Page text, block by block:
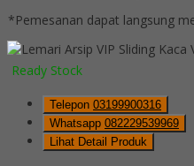
*Pemesanan dapat langsung
Ready Stock
Telepon 03199900316
Whatsapp 082229539969
Lihat Detail Produk